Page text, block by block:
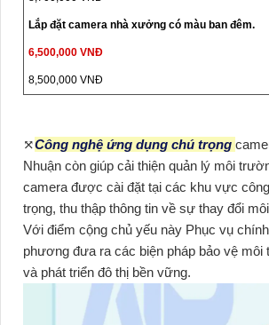
Lắp đặt camera nhà xưởng có màu ban đêm.
6,500,000 VNĐ
8,500,000 VNĐ
⤧Công nghệ ứng dụng chú trọng
Nhuận còn giúp cải thiện quản lý môi
camera được cài đặt tại các khu vực
trọng, thu thập thông tin về sự thay đổi
Với điểm cộng chủ yếu này Phục vụ
phương đưa ra các biện pháp bảo vệ môi
và phát triển đô thị bền vững.